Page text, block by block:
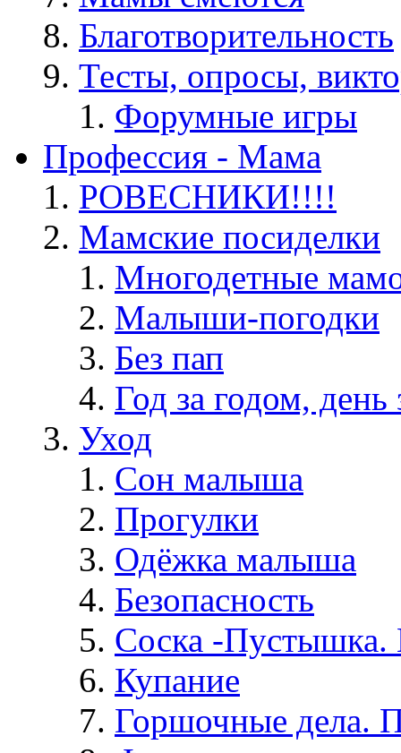
Благотворительность
Тесты, опросы,
Форумные игры
Профессия - Мама
РОВЕСНИКИ!!!!
Мамские посиделки
Многодетные
Малыши-погодки
Без пап
Год за годом, день
Уход
Сон малыша
Прогулки
Одёжка малыша
Безопасность
Соска -
Купание
Горшочные дела.